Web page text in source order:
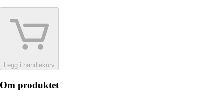
Legg i handlekurv
Om produktet